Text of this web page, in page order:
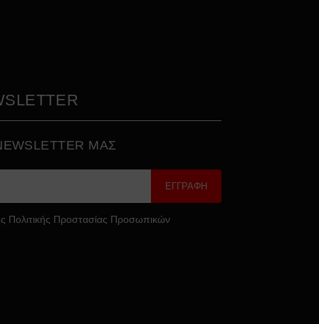
ΜΑΣ
ΕΓΓΡΑΦΗ
Πολιτικής Προστασίας Προσωπικών